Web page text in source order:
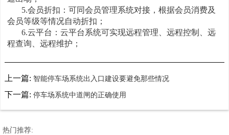
5.会员折扣：可同会员管理系统对接，根据会员消费及
会员等级等情况自动折扣；
6.云平台：云平台系统可实现远程管理、远程控制、远
程查询、远程维护；
上一篇: 智能停车场系统出入口建设要避免那些情况
下一篇: 停车场系统中道闸的正确使用
热门推荐: